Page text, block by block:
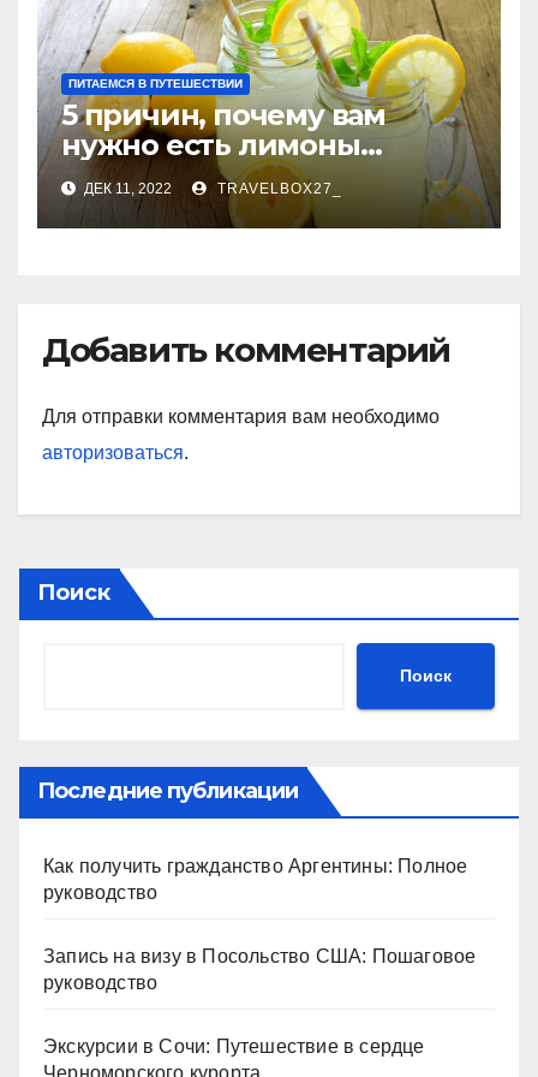
ПИТАЕМСЯ В ПУТЕШЕСТВИИ
5 причин, почему вам
нужно есть лимоны
каждый день
ДЕК 11, 2022 TRAVELBOX27_
Добавить комментарий
Для отправки комментария вам необходимо
авторизоваться.
Поиск
Поиск
Последние публикации
Как получить гражданство Аргентины: Полное
руководство
Запись на визу в Посольство США: Пошаговое
руководство
Экскурсии в Сочи: Путешествие в сердце
Черноморского курорта